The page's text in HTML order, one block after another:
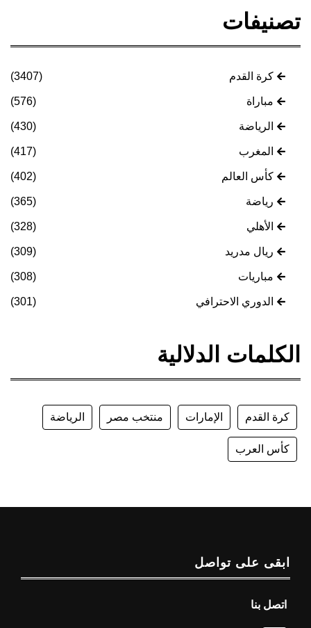
تصنيفات
كرة القدم (3407)
مباراة (576)
الرياضة (430)
المغرب (417)
كأس العالم (402)
رياضة (365)
الأهلي (328)
ريال مدريد (309)
مباريات (308)
الدوري الاحترافي (301)
الكلمات الدلالية
كرة القدم الإمارات منتخب مصر الرياضة
كأس العرب
ابقى على تواصل
اتصل بنا